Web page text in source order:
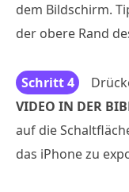
dem Bildschirm.
der obere Rand
Schritt 4
VIDEO IN DER
auf die
das iPhone zu